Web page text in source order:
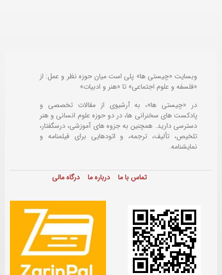
وبسایت «چیستی ها» پلی است میان حوزه نظر و عمل: از
«فلسفه و علوم اجتماعی» تا «هنر و ادبیات»
در «چیستی ها»، به آرشیوی از مقالات تخصصی و
پادکست های سخنرانی ها، در دو حوزه علوم انسانی و هنر
دسترسی دارید. همچنین به جزوه های آموزشی، درسگفتار،
تلخیص، تألیف، ترجمه، و اتودهایی برایفیلمنامه و
نمایشنامه.
تماس با ما درباره ما درگاه مالی